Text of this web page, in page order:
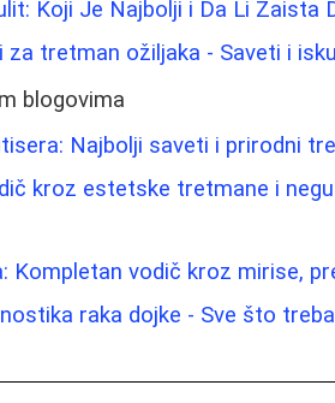
Koji Je Najbolji i Da Li Zaista
za tretman ožiljaka - Saveti i
blogovima
Najbolji saveti i prirodni
kroz estetske tretmane i
Kompletan vodič kroz mirise,
raka dojke - Sve što